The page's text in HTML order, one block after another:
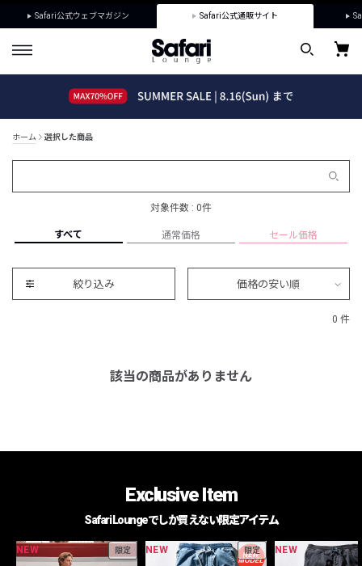
Safari公式ウェブマガジン Safari公式通販サイト
ホーム 選択した商品
対象件数 : 0件
すべて 通常価格 セール価格
絞り込み 価格の安い順
0 件
該当の商品がありません
Exclusive Item
Safari Loungeでしか買えない限定アイテム
NEW 限定 NEW 限定 NEW